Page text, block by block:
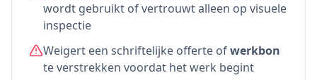
wordt gebruikt of vertrouwt alleen op visuele
inspectie
Weigert een schriftelijke offerte ofwerkbon
te verstrekken voordat het werk begint